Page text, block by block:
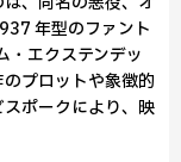
年型のファント
・エクステンデッ
プロットや象徴的
ポークにより、映